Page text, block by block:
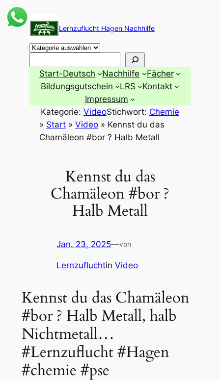
Zum
Inhalt
springen
Lernzuflucht Hagen Nachhilfe
Start-Deutsch Nachhilfe
Fächer
Bildungsgutschein
LRS
Kontakt
Impressum
Kategorie: VideoStichwort: Chemie
» Start» Video» Kennst du das
Chamäleon #bor ? Halb Metall
Kennst du das
Chamäleon #bor ?
Halb Metall
Jan. 23, 2025—von
LernzufluchtinVideo
Kennst du das Chamäleon
#bor ? Halb Metall, halb
Nichtmetall…
#Lernzuflucht #Hagen
#chemie #pse